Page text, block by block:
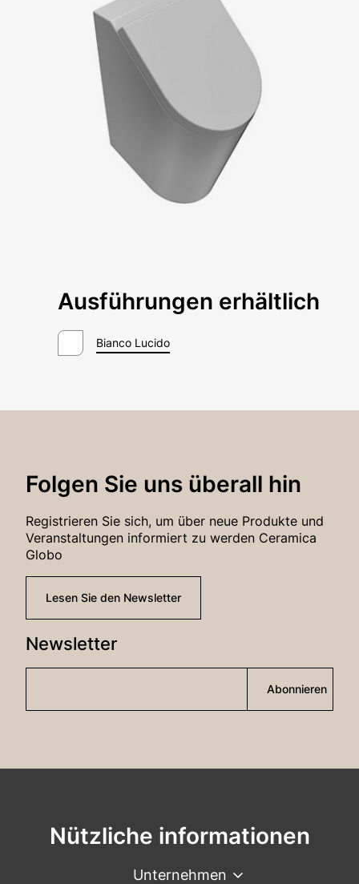
Passwort*
Passwort-Wiederherstellung
Ausführungen erhältlich
Bianco Lucido
Folgen Sie uns überall hin
Registrieren Sie sich, um über neue Produkte und
Veranstaltungen informiert zu werden Ceramica
Globo
Lesen Sie den Newsletter
Newsletter
Abonnieren
Nützliche informationen
Unternehmen